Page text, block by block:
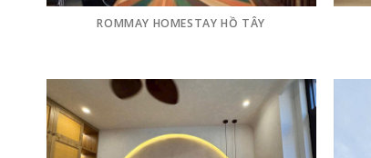
ROMMAY HOMESTAY HỒ TÂY